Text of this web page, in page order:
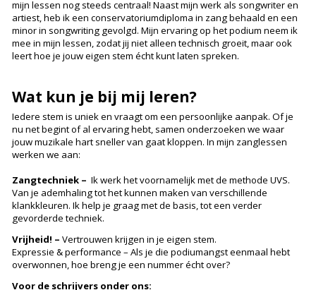
mijn lessen nog steeds centraal! Naast mijn werk als songwriter en
artiest, heb ik een conservatoriumdiploma in zang behaald en een
minor in songwriting gevolgd. Mijn ervaring op het podium neem ik
mee in mijn lessen, zodat jij niet alleen technisch groeit, maar ook
leert hoe je jouw eigen stem écht kunt laten spreken.
Wat kun je bij mij leren?
Iedere stem is uniek en vraagt om een persoonlijke aanpak. Of je
nu net begint of al ervaring hebt, samen onderzoeken we waar
jouw muzikale hart sneller van gaat kloppen. In mijn zanglessen
werken we aan:
Zangtechniek – Ik werk het voornamelijk met de methode UVS.
Van je ademhaling tot het kunnen maken van verschillende
klankkleuren. Ik help je graag met de basis, tot een verder
gevorderde techniek.
Vrijheid! –Vertrouwen krijgen in je eigen stem.
Expressie & performance – Als je die podiumangst eenmaal hebt
overwonnen, hoe breng je een nummer écht over?
Voor de schrijvers onder ons: